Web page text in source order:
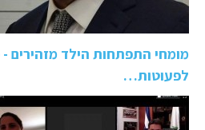
מומחי התפתחות הילד מזהירים -
לפעוטות…